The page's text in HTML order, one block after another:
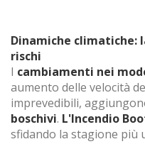
Dinamiche climatiche:
rischi
I cambiamenti nei
aumento delle velocità
imprevedibili,
boschivi. L'Incendio
sfidando la stagione più